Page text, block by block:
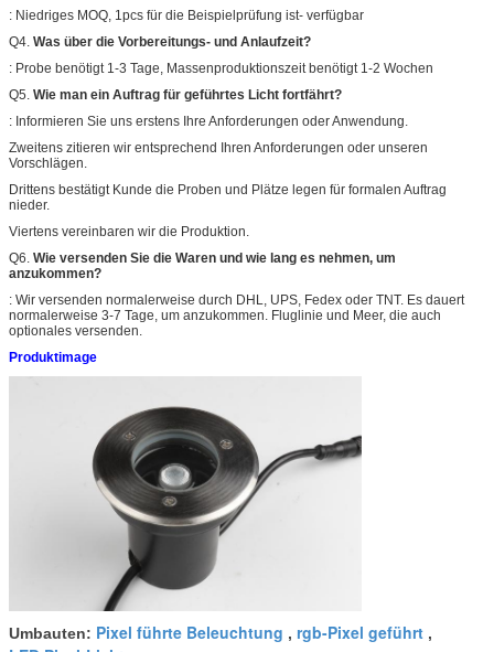
: Niedriges MOQ, 1pcs für die Beispielprüfung ist- verfügbar
Q4. Was über die Vorbereitungs- und Anlaufzeit?
: Probe benötigt 1-3 Tage, Massenproduktionszeit benötigt 1-2 Wochen
Q5. Wie man ein Auftrag für geführtes Licht fortfährt?
: Informieren Sie uns erstens Ihre Anforderungen oder Anwendung.
Zweitens zitieren wir entsprechend Ihren Anforderungen oder unseren
Vorschlägen.
Drittens bestätigt Kunde die Proben und Plätze legen für formalen Auftrag
nieder.
Viertens vereinbaren wir die Produktion.
Q6. Wie versenden Sie die Waren und wie lang es nehmen, um
anzukommen?
: Wir versenden normalerweise durch DHL, UPS, Fedex oder TNT. Es dauert
normalerweise 3-7 Tage, um anzukommen. Fluglinie und Meer, die auch
optionales versenden.
Produktimage
Umbauten: Pixel führte Beleuchtung , rgb-Pixel geführt ,